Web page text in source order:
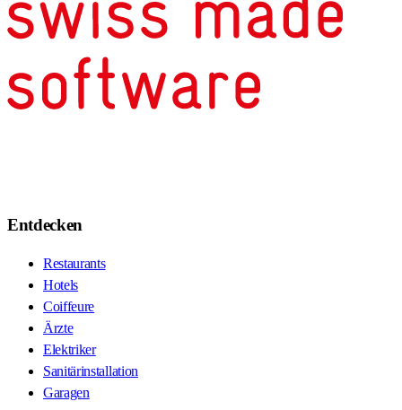
Entdecken
Restaurants
Hotels
Coiffeure
Ärzte
Elektriker
Sanitärinstallation
Garagen